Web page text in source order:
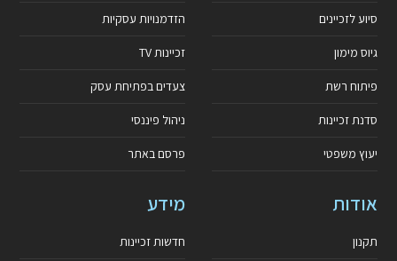
סיוע לזכיינים
גיוס מימון
פיתוח רשת
סדנת זכיינות
יעוץ משפטי
הזדמנויות עסקיות
זכיינות TV
צעדים בפתיחת עסק
ניהול פיננסי
פרסם באתר
אודות
תקנון
מידע
חדשות זכיינות